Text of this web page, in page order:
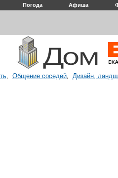
Погода Афиша
, Общение соседей, Дизайн,